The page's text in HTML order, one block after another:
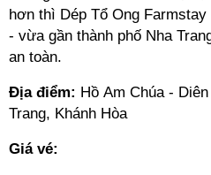
hơn thì Dép Tổ Ong
- vừa gần thành phố Nha
an toàn.
Địa điểm: Hồ Am Chúa -
Trang, Khánh Hòa
Giá vé: